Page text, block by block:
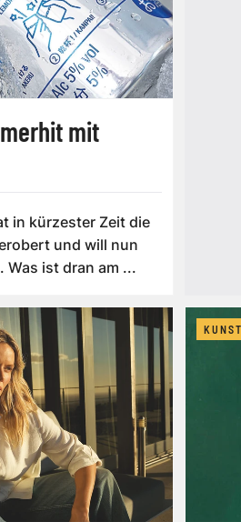
mit
in kürzester Zeit die
und will nun
Was ist dran am ...